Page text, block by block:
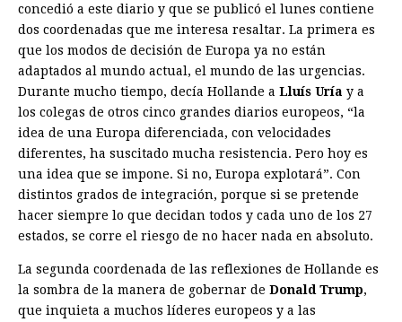
concedió a este diario y que se publicó el lunes contiene
dos coordenadas que me interesa resaltar. La primera es
que los modos de decisión de Europa ya no están
adaptados al mundo actual, el mundo de las urgencias.
Durante mucho tiempo, decía Hollande a Lluís Uría y a
los colegas de otros cinco grandes diarios europeos, “la
idea de una Europa diferenciada, con velocidades
diferentes, ha suscitado mucha resistencia. Pero hoy es
una idea que se impone. Si no, Europa explotará”. Con
distintos grados de integración, porque si se pretende
hacer siempre lo que decidan todos y cada uno de los 27
estados, se corre el riesgo de no hacer nada en absoluto.
La segunda coordenada de las reflexiones de Hollande es
la sombra de la manera de gobernar de Donald Trump,
que inquieta a muchos líderes europeos y a las